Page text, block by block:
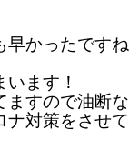
早かったですね
ます！
ますので油断な
ナ対策をさせて